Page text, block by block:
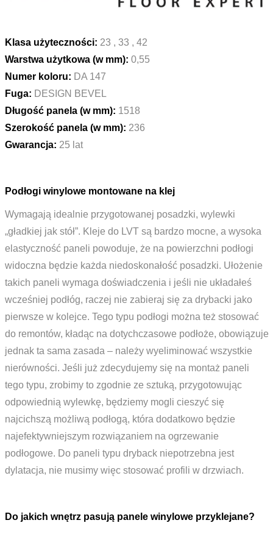
Klasa użyteczności: 23 , 33 , 42
Warstwa użytkowa (w mm): 0,55
Numer koloru: DA 147
Fuga: DESIGN BEVEL
Długość panela (w mm): 1518
Szerokość panela (w mm): 236
Gwarancja: 25 lat
Podłogi winylowe montowane na klej
Wymagają idealnie przygotowanej posadzki, wylewki
„gładkiej jak stół”. Kleje do LVT są bardzo mocne, a wysoka
elastyczność paneli powoduje, że na powierzchni podłogi
widoczna będzie każda niedoskonałość posadzki. Ułożenie
takich paneli wymaga doświadczenia i jeśli nie układałeś
wcześniej podłóg, raczej nie zabieraj się za drybacki jako
pierwsze w kolejce. Tego typu podłogi można też stosować
do remontów, kładąc na dotychczasowe podłoże, obowiązuje
jednak ta sama zasada – należy wyeliminować wszystkie
nierówności. Jeśli już zdecydujemy się na montaż paneli
tego typu, zrobimy to zgodnie ze sztuką, przygotowując
odpowiednią wylewkę, będziemy mogli cieszyć się
najcichszą możliwą podłogą, która dodatkowo będzie
najefektywniejszym rozwiązaniem na ogrzewanie
podłogowe. Do paneli typu dryback niepotrzebna jest
dylatacja, nie musimy więc stosować profili w drzwiach.
Do jakich wnętrz pasują panele winylowe przyklejane?